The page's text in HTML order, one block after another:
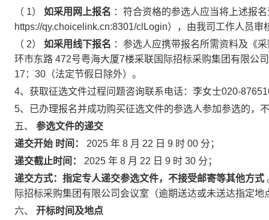
（ 1） 如采用网上报名 ：符合资格的参选人应当将上述报
https://qy.choicelink.cn:8301/clLogin），由我司工作人员审
（ 2） 如采用线下报名 ：参选人应携带报名所需资料及《
环市东路 472号粤海大厦7楼采联国际招标采购集团有限公
17：30（法定节假日除外）。
4、获取征选文件过程问题咨询联系电话：李女士020-
5、已办理报名并成功购买征选文件的参选人参加参选的，
五、 参选文件的递交
递交开始 时间： 2025 年 8 月 22 日 9 时 00 分；
递交截止时间： 2025 年 8 月 22 日 9 时 30 分；
递交方式：指定专人递交参选文件，不接受邮寄等其他方式
际招标采购集团有限公司会议室（逾期送达或未送达指定地
六、 开标时间及地点